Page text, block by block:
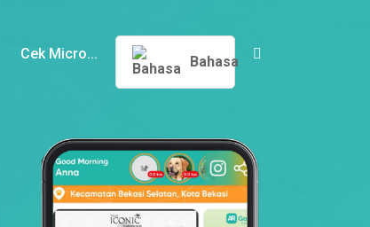
Cek Micro... Bahasa